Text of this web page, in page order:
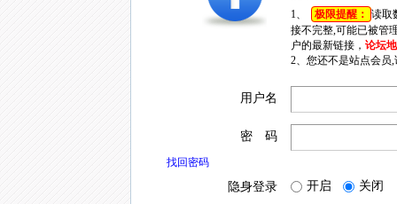
1、 极限提醒： 读取
接不完整,可能已被管
户的最新链接， 论坛
2、您还不是站点会员
用户名
密 码
找回密码
隐身登录 开启 关闭